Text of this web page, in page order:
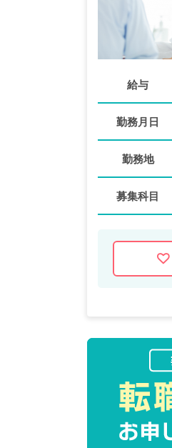
給与
勤務月日
勤務地
募集科目